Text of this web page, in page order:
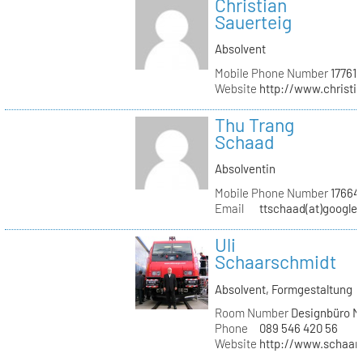
Christian
Sauerteig
Absolvent
Mobile Phone Number
Website http://
Thu Trang
Schaad
Absolventin
Mobile Phone Number
Email
Uli
Schaarschmidt
Absolvent, Formgestaltung
Room NumberDesignbüro
Phone
089 546 420 56
Website http://